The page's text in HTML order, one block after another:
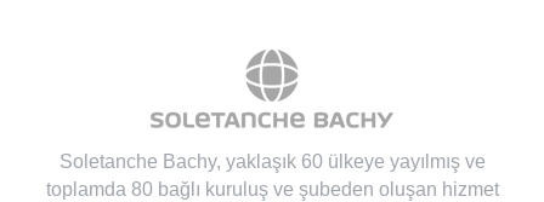
Soletanche Bachy, yaklaşık 60 ülkeye yayılmış ve
toplamda 80 bağlı kuruluş ve şubeden oluşan hizmet